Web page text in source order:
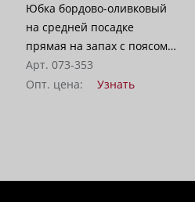
Юбка бордово-оливковый
на средней посадке
прямая на запах с поясом
средней длины -
«Геометрия»
Арт. 073-353
Опт. цена:
Узнать